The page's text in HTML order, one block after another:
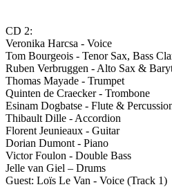
CD 2:
Veronika Harcsa - Voice
Tom Bourgeois - Tenor Sax, Bass
Ruben Verbruggen - Alto Sax &
Thomas Mayade - Trumpet
Quinten de Craecker - Trombone
Esinam Dogbatse - Flute &
Thibault Dille - Accordion
Florent Jeunieaux - Guitar
Dorian Dumont - Piano
Victor Foulon - Double Bass
Jelle van Giel – Drums
Guest: Loïs Le Van - Voice (Track 1)